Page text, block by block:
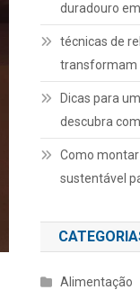
duradouro
técnicas de
transformam
Dicas para
descubra
Como
sustentável
Alimentação